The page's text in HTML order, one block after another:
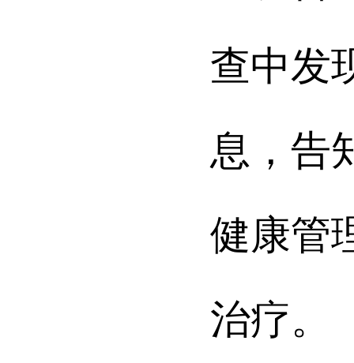
查中发
息，告
健康管
治疗。